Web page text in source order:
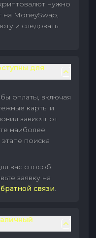
нужно
MoneySwap,
и следовать
для
оплаты, включая
карты и
зависят от
наиболее
поиска
вас способ
заявку на
связи.